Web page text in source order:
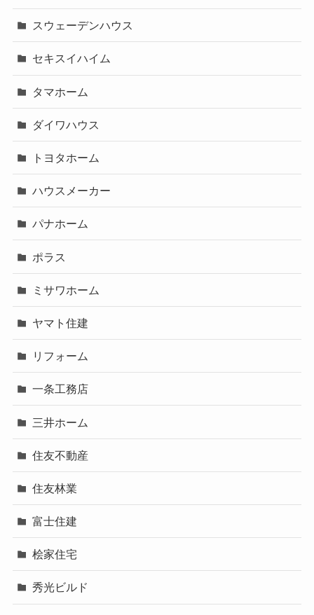
スウェーデンハウス
セキスイハイム
タマホーム
ダイワハウス
トヨタホーム
ハウスメーカー
パナホーム
ポラス
ミサワホーム
ヤマト住建
リフォーム
一条工務店
三井ホーム
住友不動産
住友林業
富士住建
桧家住宅
秀光ビルド